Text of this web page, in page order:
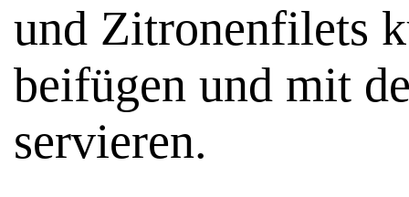
und Zitronenfilets
beifügen und mit
servieren.